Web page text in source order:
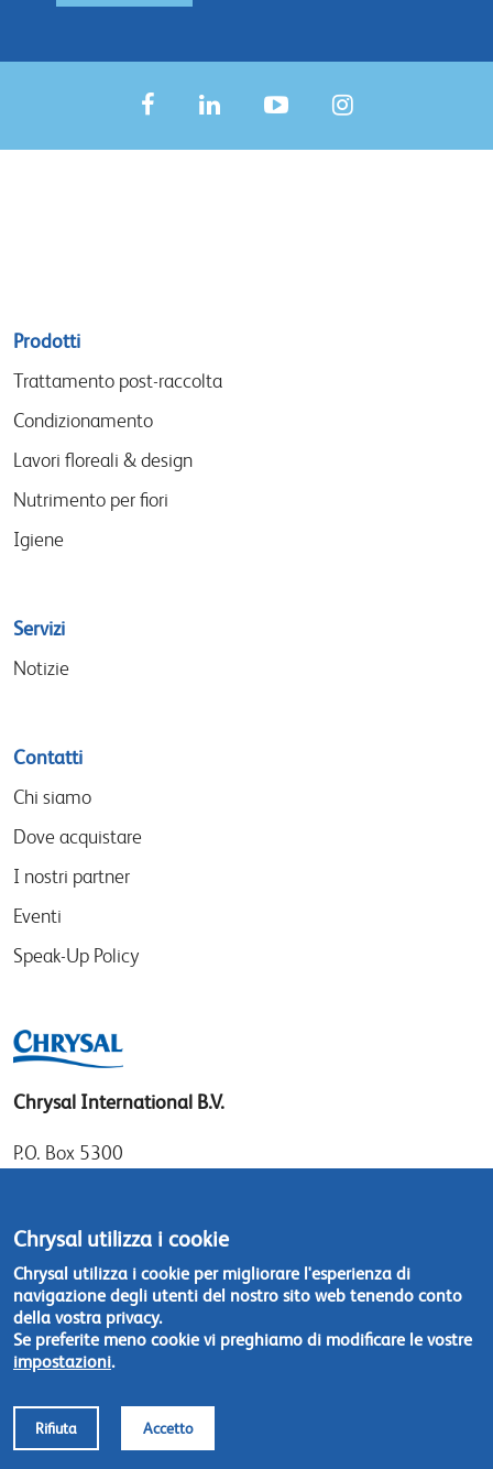
Sitemap
menu
Prodotti
Trattamento post-raccolta
Condizionamento
Lavori floreali & design
Nutrimento per fiori
Igiene
Servizi
Notizie
Contatti
Chi siamo
Dove acquistare
I nostri partner
Eventi
Speak-Up Policy
Chrysal International B.V.
P.O. Box 5300
1411 DD Naarden
The Netherlands
Tel: +31 (0)35 - 695 58 88
Contattateci
Footer
© Chrysal 2018
Chrysal utilizza i cookie
Chrysal utilizza i cookie per migliorare l'esperienza di
navigazione degli utenti del nostro sito web tenendo conto
della vostra privacy.
Se preferite meno cookie vi preghiamo di modificare le vostre
impostazioni.
Rifiuta Accetto